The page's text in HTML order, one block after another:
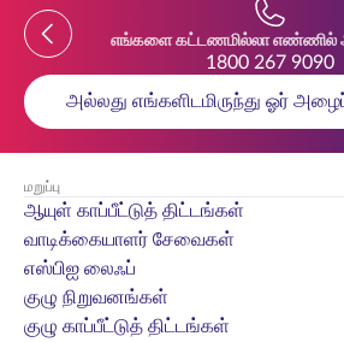
Previous
எங்களை கட்டணமில்லா எண்ணில்
1800 267 9090
அல்லது எங்களிடமிருந்து ஓர்
மறுப்பு
ஆயுள் காப்பீட்டுத் திட்டங்கள்
வாடிக்கையாளர் சேவைகள்
எஸ்பிஐ லைஃப்
குழு நிறுவனங்கள்
குழு காப்பீட்டுத் திட்டங்கள்